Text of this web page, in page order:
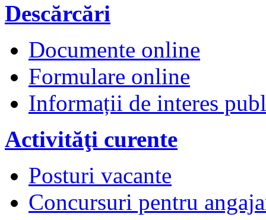
Descărcări
Documente online
Formulare online
Informații de interes
Activităţi curente
Posturi vacante
Concursuri pentru